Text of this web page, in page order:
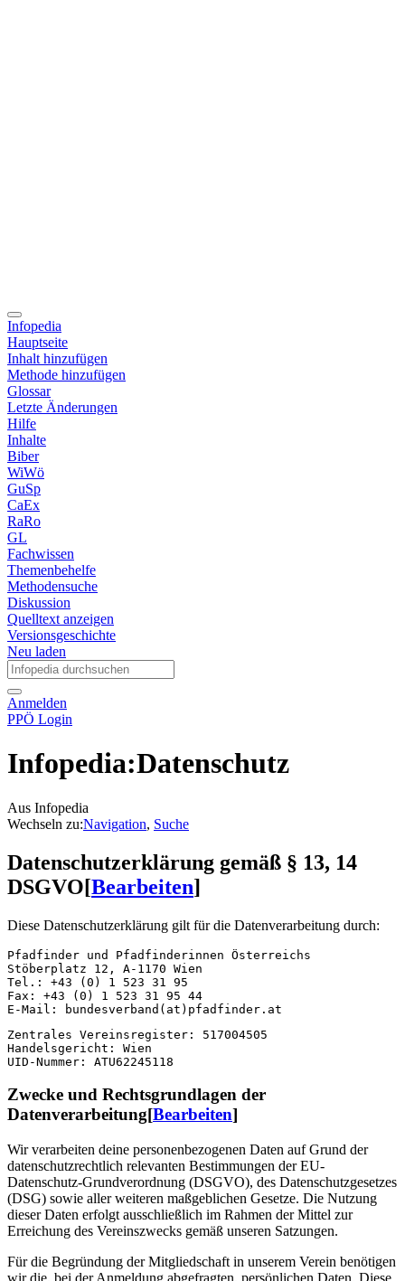
Infopedia
Hauptseite
Inhalt hinzufügen
Methode hinzufügen
Glossar
Letzte Änderungen
Hilfe
Inhalte
Biber
WiWö
GuSp
CaEx
RaRo
GL
Fachwissen
Themenbehelfe
Methodensuche
Diskussion
Quelltext anzeigen
Versionsgeschichte
Neu laden
Anmelden
PPÖ Login
Infopedia:Datenschutz
Aus Infopedia
Wechseln zu:Navigation, Suche
Datenschutzerklärung gemäß § 13, 14
DSGVO[Bearbeiten]
Diese Datenschutzerklärung gilt für die Datenverarbeitung durch:
Pfadfinder und Pfadfinderinnen Österreichs
Stöberplatz 12, A-1170 Wien
Tel.: +43 (0) 1 523 31 95
Fax: +43 (0) 1 523 31 95 44
Zentrales Vereinsregister: 517004505
Handelsgericht: Wien
Zwecke und Rechtsgrundlagen der
Datenverarbeitung[Bearbeiten]
Wir verarbeiten deine personenbezogenen Daten auf Grund der
datenschutzrechtlich relevanten Bestimmungen der EU-
Datenschutz-Grundverordnung (DSGVO), des Datenschutzgesetzes
(DSG) sowie aller weiteren maßgeblichen Gesetze. Die Nutzung
dieser Daten erfolgt ausschließlich im Rahmen der Mittel zur
Erreichung des Vereinszwecks gemäß unseren Satzungen.
Für die Begründung der Mitgliedschaft in unserem Verein benötigen